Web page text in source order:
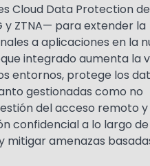
Cloud Data Protection
y ZTNA— para extender la
a aplicaciones en la
integrado aumenta la
entornos, protege los
gestionadas como no
del acceso remoto y
confidencial a lo largo
mitigar amenazas